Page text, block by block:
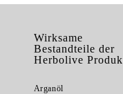
Wirksame
Bestandteile der
Herbolive
Arganöl